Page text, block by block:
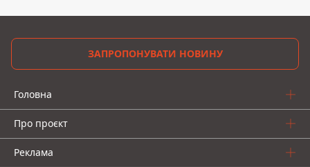
ЗАПРОПОНУВАТИ НОВИНУ
Головна
Про проєкт
Реклама